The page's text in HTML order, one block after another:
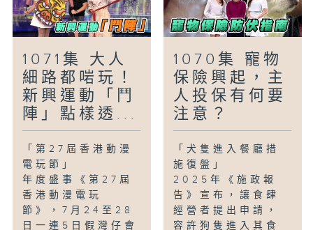
1071集 大人
細路都啱玩！
新興運動「鬥
陣」點樣透...
「第27屆香港動漫
電玩節」
年度盛事《第27屆
香港動漫電玩
節》，7月24至28
日一連5日假灣仔會
1070集 寵物
保險興起，主
人投保有何要
注意？
「犬隻進入餐廳措
施復盤」
2025年《施政報
告》宣布，讓食肆
經營者提出申請，
容許狗隻進入其食